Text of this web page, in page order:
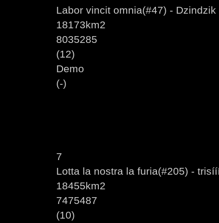
Labor vincit omnia(#47) - Dzindzik
18173km2
8035285
(12)
Demo
(-)
7
Lotta la nostra la furia(#205) -
18455km2
7475487
(10)